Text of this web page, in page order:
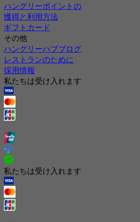
ハングリーポイントの
獲得と利用方法
ギフトカード
その他
ハングリーハブブログ
レストランのために
採用情報
私たちは受け入れます
私たちは受け入れます